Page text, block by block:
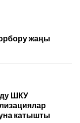
жаңы
ШКУ
катышты